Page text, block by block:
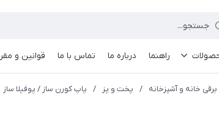
راهنما درباره ما تماس با ما قوانین و
برقی خانه و آشپزخانه / پخت و پز / پاپ کورن ساز / پوفیلا ساز